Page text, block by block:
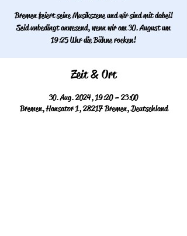
Bremen feiert seine Musikszene und wir sind mit dabei!
Seid unbedingt anwesend, wenn wir am 30. August um
19:25 Uhr die Bühne rocken!
Zeit & Ort
30. Aug. 2024, 19:20 – 23:00
Bremen, Hansator 1, 28217 Bremen, Deutschland